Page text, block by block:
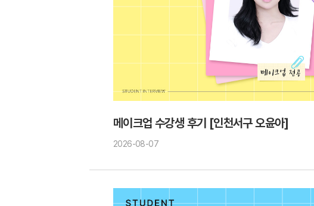
메이크업 수강생 후기 [인천서구 오윤아]
2026-08-07